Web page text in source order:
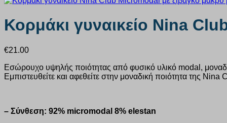
Κορμάκι γυναικείο Nina
€21.00
Εσώρουχο υψηλής ποιότητας από φυσικό υλικό modal,
Εμπιστευθείτε και αφεθείτε στην μοναδική ποιότητα της Nina
– Σύνθεση: 92% micromodal 8% elestan